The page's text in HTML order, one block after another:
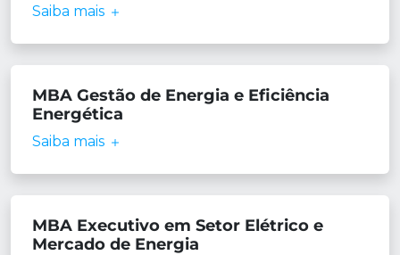
Saiba mais
MBA Gestão de Energia e Eficiência
Energética
Saiba mais
MBA Executivo em Setor Elétrico e
Mercado de Energia